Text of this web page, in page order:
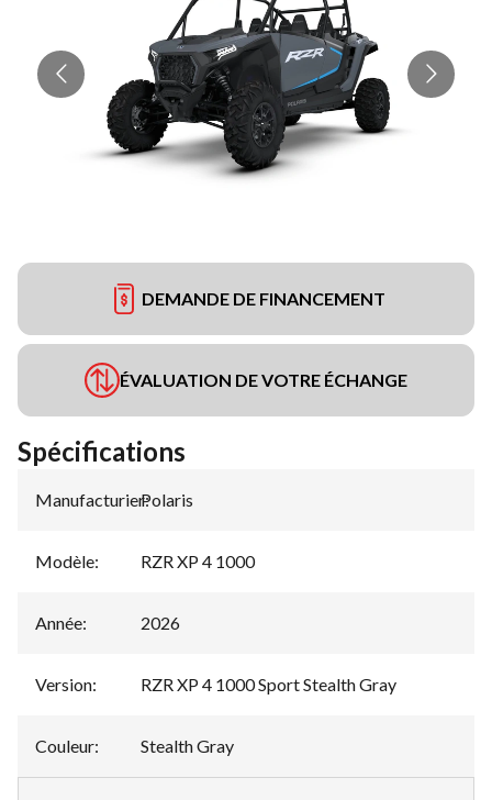
DEMANDE DE FINANCEMENT
ÉVALUATION DE VOTRE ÉCHANGE
Spécifications
Manufacturier:
Polaris
Modèle: RZR XP 4 1000
Année: 2026
Version: RZR XP 4 1000 Sport Stealth Gray
Couleur: Stealth Gray